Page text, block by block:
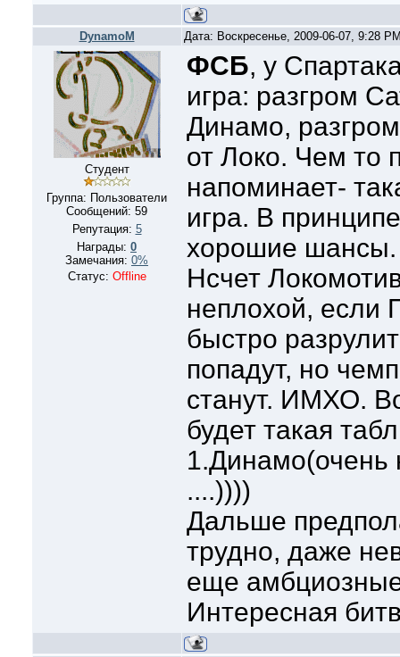
DynamoM Дата: Воскресенье, 2009-06-07, 9:28
Студент
Группа: Пользователи
Сообщений: 59
Репутация: 5
Награды: 0
Замечания: 0%
Статус: Offline
ФСБ, у
игра: разгром
Динамо,
от Локо. Чем то
напоминает-
игра. В
хорошие шансы.
Нсчет
неплохой, если
быстро
попадут, но
станут. ИМХО.
будет такая
1.Динамо(очень
....))))
Дальше
трудно, даже
еще
Интересная